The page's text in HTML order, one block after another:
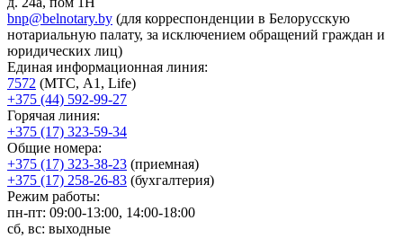
bnp@belnotary.by (для корреспонденции в Белорусскую
нотариальную палату, за исключением обращений граждан и
юридических лиц)
Единая информационная линия:
7572 (МТС, A1, Life)
+375 (44) 592-99-27
Горячая линия:
+375 (17) 323-59-34
Общие номера:
+375 (17) 323-38-23 (приемная)
+375 (17) 258-26-83 (бухгалтерия)
Режим работы:
пн-пт: 09:00-13:00, 14:00-18:00
сб, вс: выходные